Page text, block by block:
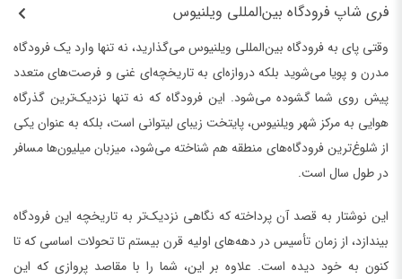
فری شاپ فرودگاه بین‌المللی ویلنیوس
وقتی پای به فرودگاه بین‌المللی ویلنیوس می‌گذارید، نه تنها وارد یک فرودگاه
مدرن و پویا می‌شوید بلکه دروازه‌ای به تاریخچه‌ای غنی و فرصت‌های متعدد
پیش روی شما گشوده می‌شود. این فرودگاه که نه تنها نزدیک‌ترین گذرگاه
هوایی به مرکز شهر ویلنیوس، پایتخت زیبای لیتوانی است، بلکه به عنوان یکی
از شلوغ‌ترین فرودگاه‌های منطقه هم شناخته می‌شود، میزبان میلیون‌ها مسافر
در طول سال است.
این نوشتار به قصد آن پرداخته که نگاهی نزدیک‌تر به تاریخچه این فرودگاه
بیندازد، از زمان تأسیس در دهه‌های اولیه قرن بیستم تا تحولات اساسی که تا
کنون به خود دیده است. علاوه بر این، شما را با مقاصد پروازی که این